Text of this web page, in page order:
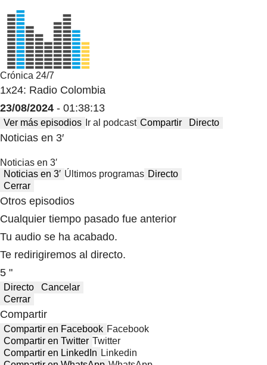
Crónica 24/7
1x24: Radio Colombia
23/08/2024 - 01:38:13
Ver más episodios Ir al podcast Compartir Directo
Noticias en 3′
Noticias en 3′
Noticias en 3′ Últimos programas Directo
Cerrar
Otros episodios
Cualquier tiempo pasado fue anterior
Tu audio se ha acabado.
Te redirigiremos al directo.
5 "
Directo
Cancelar
Cerrar
Compartir
Compartir en Facebook Facebook
Compartir en Twitter Twitter
Compartir en LinkedIn Linkedin